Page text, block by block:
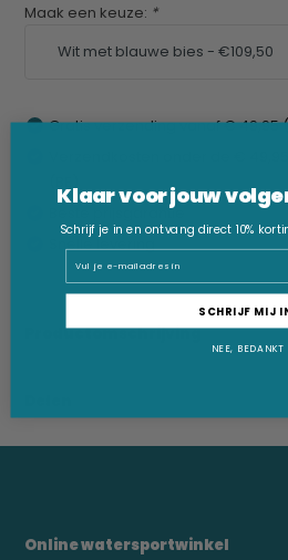
Maak een keuze: *
Gratis verzending vanaf € 49,95
Beste prijsgarantie
Snelle levering
Productomschrijving
Online watersportwinkel
Klaar voor jouw
Schrijf je in en ontvang direct 10%
SCHRIJF MIJ
NEE, BEDANKT